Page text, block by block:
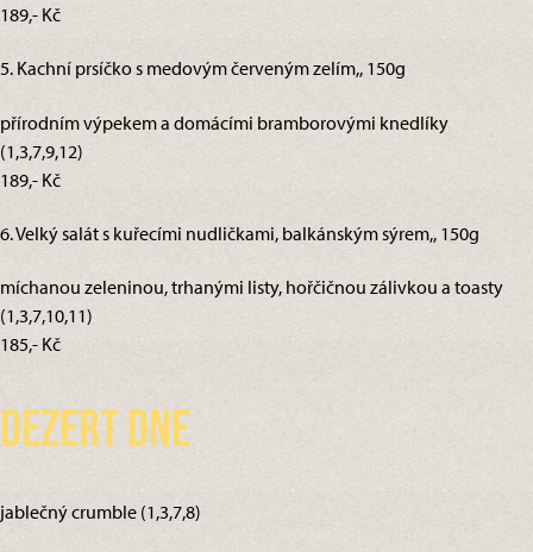
189,- Kč
5. Kachní prsíčko s medovým červeným zelím,, 150g
přírodním výpekem a domácími bramborovými knedlíky
(1,3,7,9,12)
189,- Kč
6. Velký salát s kuřecími nudličkami, balkánským sýrem,, 150g
míchanou zeleninou, trhanými listy, hořčičnou zálivkou a toasty
(1,3,7,10,11)
185,- Kč
Dezert dne
jablečný crumble (1,3,7,8)